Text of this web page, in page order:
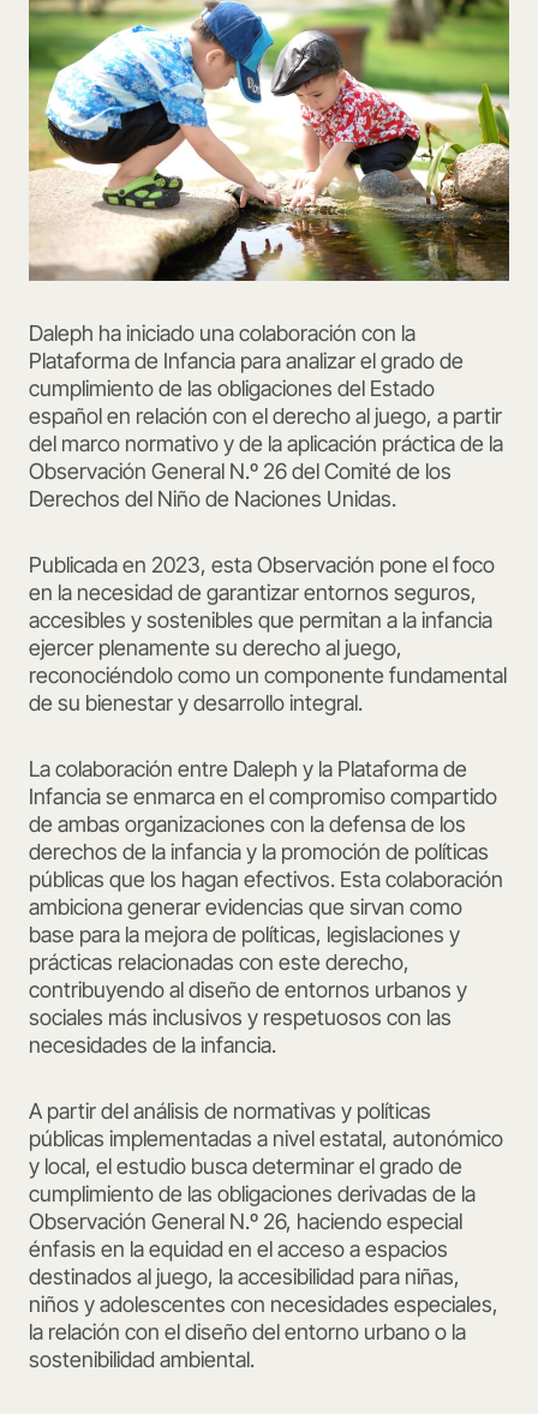
Daleph ha iniciado una colaboración con la
Plataforma de Infancia para analizar el grado de
cumplimiento de las obligaciones del Estado
español en relación con el derecho al juego, a partir
del marco normativo y de la aplicación práctica de la
Observación General N.º 26 del Comité de los
Derechos del Niño de Naciones Unidas.
Publicada en 2023, esta Observación pone el foco
en la necesidad de garantizar entornos seguros,
accesibles y sostenibles que permitan a la infancia
ejercer plenamente su derecho al juego,
reconociéndolo como un componente fundamental
de su bienestar y desarrollo integral.
La colaboración entre Daleph y la Plataforma de
Infancia se enmarca en el compromiso compartido
de ambas organizaciones con la defensa de los
derechos de la infancia y la promoción de políticas
públicas que los hagan efectivos. Esta colaboración
ambiciona generar evidencias que sirvan como
base para la mejora de políticas, legislaciones y
prácticas relacionadas con este derecho,
contribuyendo al diseño de entornos urbanos y
sociales más inclusivos y respetuosos con las
necesidades de la infancia.
A partir del análisis de normativas y políticas
públicas implementadas a nivel estatal, autonómico
y local, el estudio busca determinar el grado de
cumplimiento de las obligaciones derivadas de la
Observación General N.º 26, haciendo especial
énfasis en la equidad en el acceso a espacios
destinados al juego, la accesibilidad para niñas,
niños y adolescentes con necesidades especiales,
la relación con el diseño del entorno urbano o la
sostenibilidad ambiental.